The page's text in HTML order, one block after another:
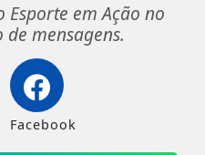
Esporte em Ação no
mensagens.
Facebook